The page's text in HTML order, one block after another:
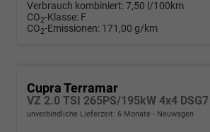
Verbrauch kombiniert:7,50 l/100km
CO2-Klasse: F
CO2-Emissionen: 171,00 g/km
Cupra Terramar
unverbindliche Lieferzeit: 6 Monate Neuwagen